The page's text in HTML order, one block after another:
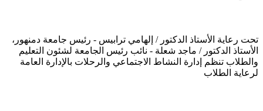
تحت رعاية الأستاذ الدكتور / إلهامي ترابيس - رئيس جامعة دمنهور،
الأستاذ الدكتور / ماجد شعلة - نائب رئيس الجامعة لشئون التعليم
والطلاب تنظم إدارة النشاط الاجتماعي والرحلات بالإدارة العامة
لرعاية الطلاب